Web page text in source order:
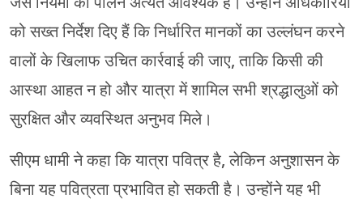
को सख्त निर्देश दिए हैं कि निर्धारित मानकों का उल्लंघन करने
वालों के खिलाफ उचित कार्रवाई की जाए, ताकि किसी की
आस्था आहत न हो और यात्रा में शामिल सभी श्रद्धालुओं को
सुरक्षित और व्यवस्थित अनुभव मिले।
सीएम धामी ने कहा कि यात्रा पवित्र है, लेकिन अनुशासन के
बिना यह पवित्रता प्रभावित हो सकती है। उन्होंने यह भी